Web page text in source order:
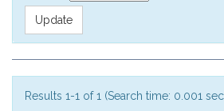
Results 1-1 of 1 (Search time: 0.001